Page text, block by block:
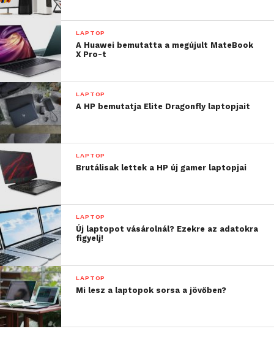
LAPTOP
A Huawei bemutatta a megújult MateBook
X Pro-t
LAPTOP
A HP bemutatja Elite Dragonfly laptopjait
LAPTOP
Brutálisak lettek a HP új gamer laptopjai
LAPTOP
Új laptopot vásárolnál? Ezekre az adatokra
figyelj!
LAPTOP
Mi lesz a laptopok sorsa a jövőben?